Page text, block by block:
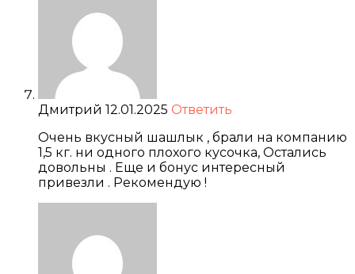
Дмитрий 12.01.2025 Ответить
Очень вкусный шашлык , брали на компанию
1,5 кг. ни одного плохого кусочка, Остались
довольны . Еще и бонус интересный
привезли . Рекомендую !